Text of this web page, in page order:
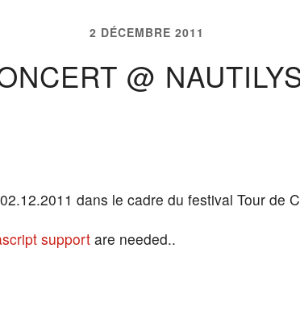
2 DÉCEMBRE 2011
@
dans le cadre du festival Tour de
supportare needed..